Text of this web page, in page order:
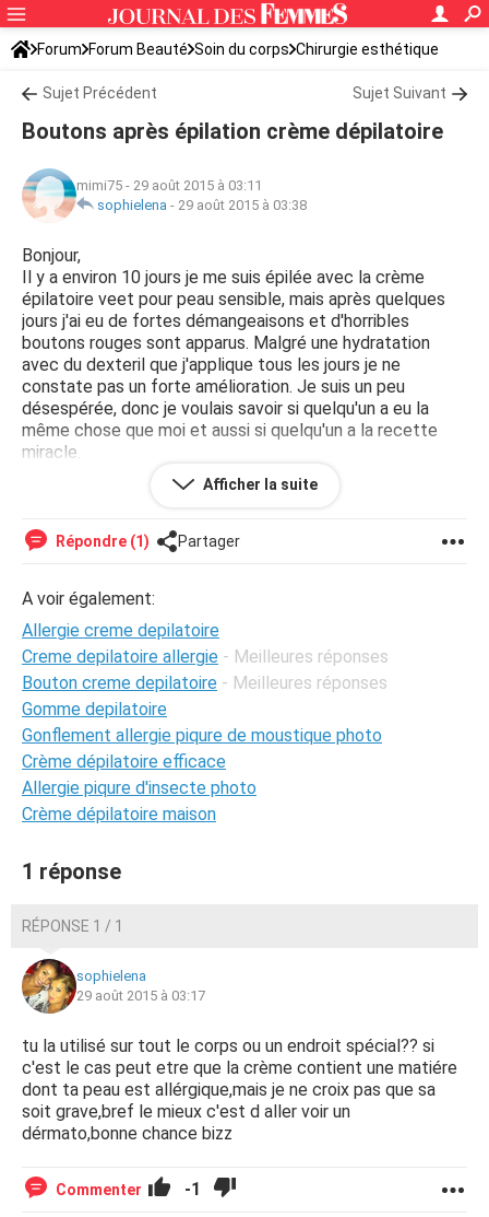
Forum Forum Beauté Soin du corps Chirurgie esthétique
Sujet Précédent Sujet Suivant
Boutons après épilation crème dépilatoire
mimi75 - 29 août 2015 à 03:11
sophielena - 29 août 2015 à 03:38
Bonjour,
Il y a environ 10 jours je me suis épilée avec la crème
épilatoire veet pour peau sensible, mais après quelques
jours j'ai eu de fortes démangeaisons et d'horribles
boutons rouges sont apparus. Malgré une hydratation
avec du dexteril que j'applique tous les jours je ne
constate pas un forte amélioration. Je suis un peu
désespérée, donc je voulais savoir si quelqu'un a eu la
même chose que moi et aussi si quelqu'un a la recette
miracle.
Afficher la suite
Répondre (1) Partager
A voir également:
Allergie creme depilatoire
Creme depilatoire allergie - Meilleures réponses
Bouton creme depilatoire - Meilleures réponses
Gomme depilatoire
Gonflement allergie piqure de moustique photo
Crème dépilatoire efficace
Allergie piqure d'insecte photo
Crème dépilatoire maison
1 réponse
RÉPONSE 1 / 1
sophielena
29 août 2015 à 03:17
tu la utilisé sur tout le corps ou un endroit spécial?? si
c'est le cas peut etre que la crème contient une matiére
dont ta peau est allérgique,mais je ne croix pas que sa
soit grave,bref le mieux c'est d aller voir un
dérmato,bonne chance bizz
Commenter -1